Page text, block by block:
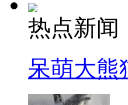
热点新闻
呆萌大熊